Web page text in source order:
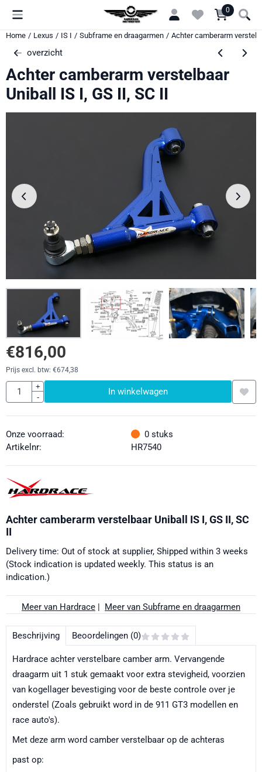
Cookievoorkeuren zijn momenteel gesloten. 0
Home / Lexus / IS I / Subframe en draagarmen / Achter camberarm
overzicht
Achter camberarm verstelbaar
Uniball IS I, GS II, SC II
€816,00
Prijs excl. btw: €674,38
Aantal
+
-
In winkelwagen
Onze voorraad: 0 stuks
Artikelnr:
HR7540
Achter camberarm verstelbaar Uniball IS I, GS II, SC
II
Delivery time: Out of stock at supplier, Shipped within 3 weeks
(Stock indication is updated weekly. This status is an
indication.)
Meer van Hardrace | Meer van Subframe en draagarmen
Beschrijving Beoordelingen (0)
Hardrace achter verstelbare camber arm. Vervangende
draagarm uit 1 stuk gemaakt voor extra stevigheid, voorzien
van kogellager bevestiging voor de beste controle over je
onderstel (Zoals gebruikt word in de 911 GT3 modellen en
race auto's).
Met deze arm word camber verstelbaar op de achteras
past op: